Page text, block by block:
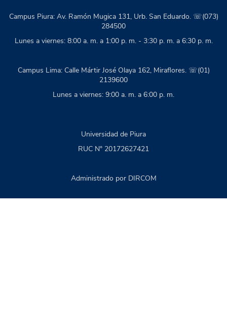
Campus Piura: Av. Ramón Mugica 131, Urb. San Eduardo. ☏(073)
284500
Lunes a viernes: 8:00 a. m. a 1:00 p. m. - 3:30 p. m. a 6:30 p. m.
Campus Lima: Calle Mártir José Olaya 162, Miraflores. ☏(01)
2139600
Lunes a viernes: 9:00 a. m. a 6:00 p. m.
Universidad de Piura
RUC N° 20172627421
Administrado por DIRCOM